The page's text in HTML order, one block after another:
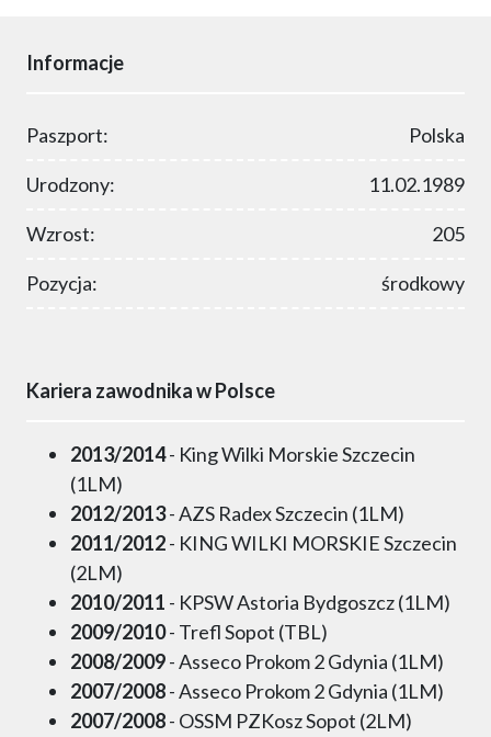
Informacje
Paszport: Polska
Urodzony: 11.02.1989
Wzrost: 205
Pozycja: środkowy
Kariera zawodnika w Polsce
2013/2014- King Wilki Morskie Szczecin
(1LM)
2012/2013- AZS Radex Szczecin (1LM)
2011/2012- KING WILKI MORSKIE Szczecin
(2LM)
2010/2011 - KPSW Astoria Bydgoszcz (1LM)
2009/2010- Trefl Sopot (TBL)
2008/2009- Asseco Prokom 2 Gdynia (1LM)
2007/2008- Asseco Prokom 2 Gdynia (1LM)
2007/2008- OSSM PZKosz Sopot (2LM)